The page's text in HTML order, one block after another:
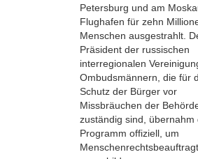
Petersburg und am
Flughafen für zehn
Menschen ausgestrahlt.
Präsident der russischen
interregionalen
Ombudsmännern, die für
Schutz der Bürger vor
Missbräuchen der
zuständig sind, übernahm
Programm offiziell, um